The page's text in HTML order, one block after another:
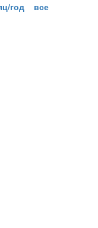
год
все